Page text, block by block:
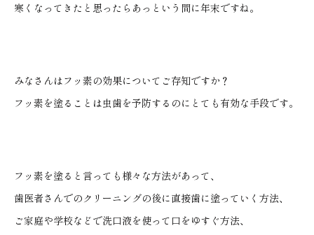
寒くなってきたと思ったらあっという間に年末ですね。
みなさんはフッ素の効果についてご存知ですか？
フッ素を塗ることは虫歯を予防するのにとても有効な手段です。
フッ素を塗ると言っても様々な方法があって、
歯医者さんでのクリーニングの後に直接歯に塗っていく方法、
ご家庭や学校などで洗口液を使って口をゆすぐ方法、